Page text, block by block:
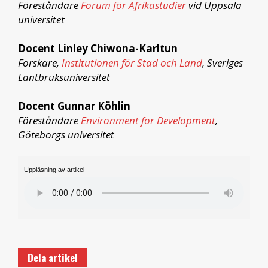
FöreståndareForum för Afrikastudiervid Uppsala
universitet
Docent Linley Chiwona-Karltun
Forskare, Institutionen för Stad och Land, Sveriges
Lantbruksuniversitet
Docent Gunnar Köhlin
FöreståndareEnvironment for Development,
Göteborgs universitet
Uppläsning av artikel
Dela artikel